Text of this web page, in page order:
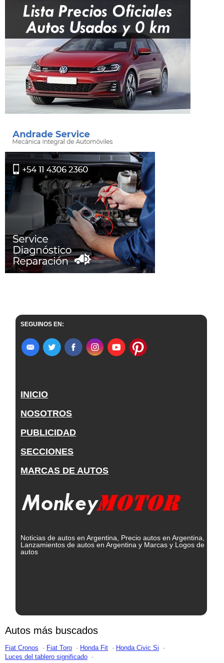
SEGUINOS EN:
INICIO
NOSOTROS
PUBLICIDAD
SECCIONES
MARCAS DE AUTOS
Noticias de autos en Argentina, Precio autos en Argentina,
Lanzamientos de autos en Argentina y Marcas y Logos de
autos
Autos más buscados
Fiat Cronos Fiat Toro Honda Fit
Honda Civic Si
Luces del tablero significado